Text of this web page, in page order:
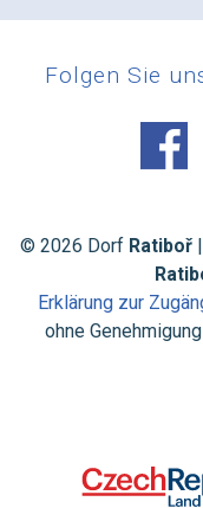
Folgen Sie
© 2026 Dorf Ratiboř |
Erklärung zur
ohne